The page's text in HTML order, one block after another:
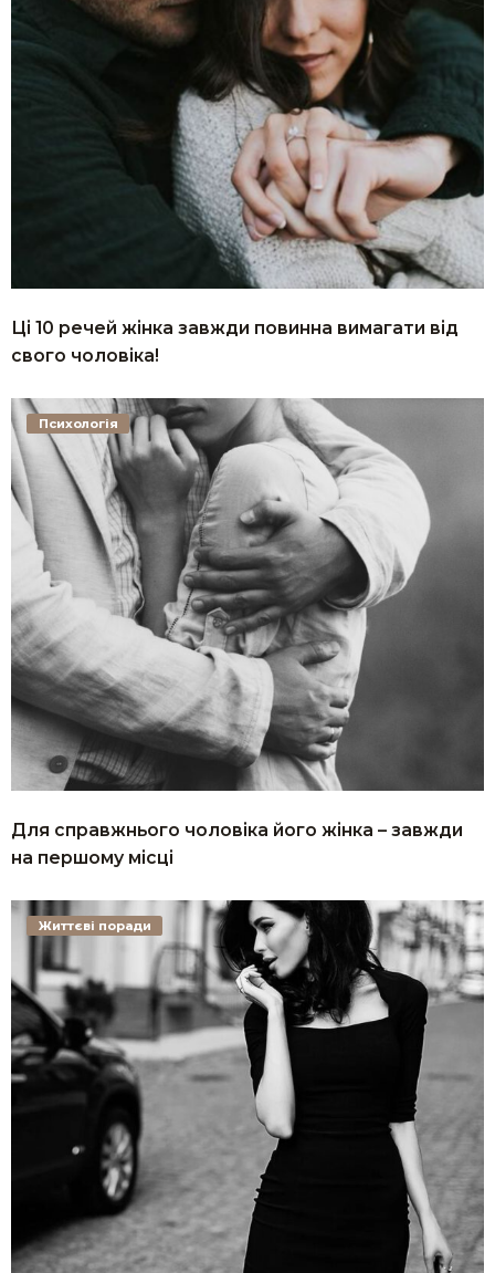
Ці 10 речей жінка завжди повинна вимагати від
свого чоловіка!
Для справжнього чоловіка його жінка – завжди
на першому місці
Психологія
Життєві поради